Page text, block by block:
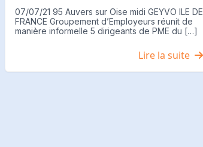
07/07/21 95 Auvers sur Oise midi GEYVO ILE DE
FRANCE Groupement d’Employeurs réunit de
manière informelle 5 dirigeants de PME du […]
Lire la suite